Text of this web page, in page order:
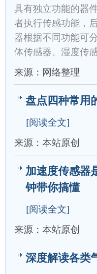
具有独立功能的器
者执行传感功能，
器根据不同功能可
体传感器、湿度传
来源：网络整理
盘点四种常用
[阅读全文]
来源：本站原创
加速度传感器
钟带你搞懂
[阅读全文]
来源：本站原创
深度解读各类